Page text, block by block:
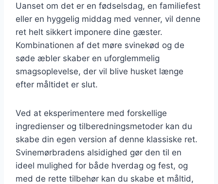
Uanset om det er en fødselsdag, en familiefest
eller en hyggelig middag med venner, vil denne
ret helt sikkert imponere dine gæster.
Kombinationen af det møre svinekød og de
søde æbler skaber en uforglemmelig
smagsoplevelse, der vil blive husket længe
efter måltidet er slut.
Ved at eksperimentere med forskellige
ingredienser og tilberedningsmetoder kan du
skabe din egen version af denne klassiske ret.
Svinemørbradens alsidighed gør den til en
ideel mulighed for både hverdag og fest, og
med de rette tilbehør kan du skabe et måltid,